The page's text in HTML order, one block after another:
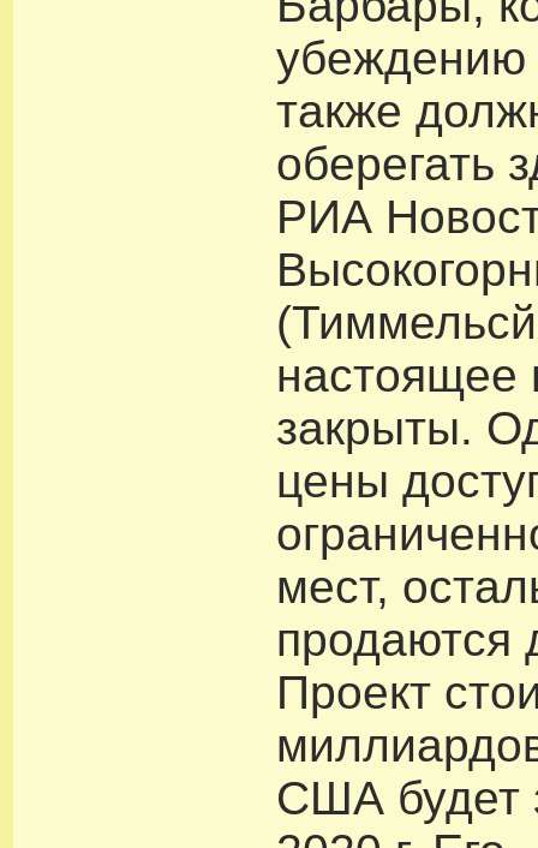
также
оберегать
РИА
настоящее
закрыты.
цены
мест,
продаются
Проект
США будет